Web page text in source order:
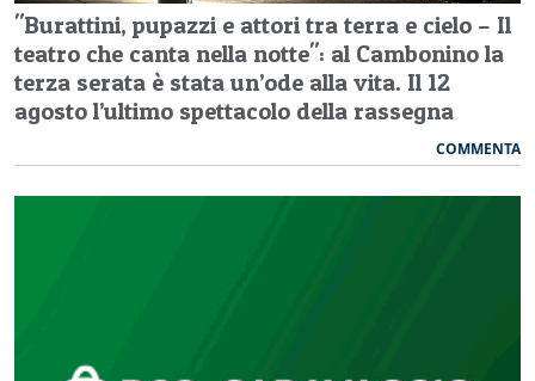
"Burattini, pupazzi e attori tra terra e cielo – Il
teatro che canta nella notte": al Cambonino la
terza serata è stata un’ode alla vita. Il 12
agosto l’ultimo spettacolo della rassegna
COMMENTA